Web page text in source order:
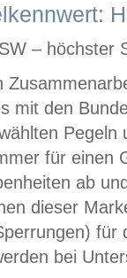
– höchster
mit den
für einen
ab
dieser
für
bei